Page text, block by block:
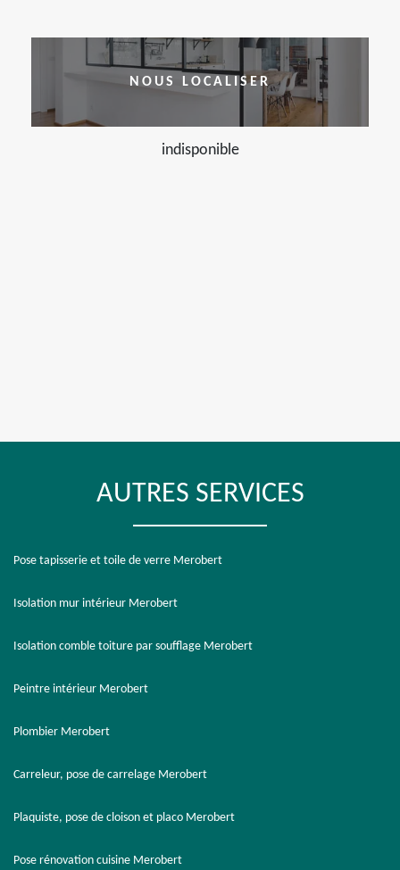
NOUS LOCALISER
indisponible
AUTRES SERVICES
Pose tapisserie et toile de verre Merobert
Isolation mur intérieur Merobert
Isolation comble toiture par soufflage Merobert
Peintre intérieur Merobert
Plombier Merobert
Carreleur, pose de carrelage Merobert
Plaquiste, pose de cloison et placo Merobert
Pose rénovation cuisine Merobert